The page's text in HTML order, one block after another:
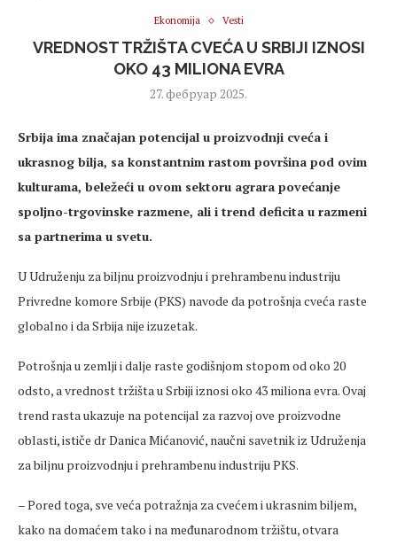
Ekonomija Vesti
VREDNOST TRŽIŠTA CVEĆA U SRBIJI IZNOSI
OKO 43 MILIONA EVRA
27. фебруар 2025.
Srbija ima značajan potencijal u proizvodnji cveća i
ukrasnog bilja, sa konstantnim rastom površina pod ovim
kulturama, beležeći u ovom sektoru agrara povećanje
spoljno-trgovinske razmene, ali i trend deficita u razmeni
sa partnerima u svetu.
U Udruženju za biljnu proizvodnju i prehrambenu industriju
Privredne komore Srbije (PKS) navode da potrošnja cveća raste
globalno i da Srbija nije izuzetak.
Potrošnja u zemlji i dalje raste godišnjom stopom od oko 20
odsto, a vrednost tržišta u Srbiji iznosi oko 43 miliona evra. Ovaj
trend rasta ukazuje na potencijal za razvoj ove proizvodne
oblasti, ističe dr Danica Mićanović, naučni savetnik iz Udruženja
za biljnu proizvodnju i prehrambenu industriju PKS.
– Pored toga, sve veća potražnja za cvećem i ukrasnim biljem,
kako na domaćem tako i na međunarodnom tržištu, otvara